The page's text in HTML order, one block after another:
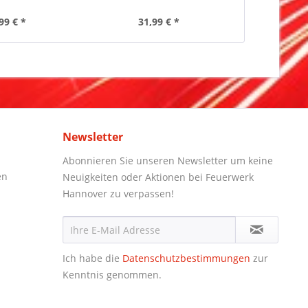
€ * 31,99 € *
Newsletter
Abonnieren Sie unseren Newsletter um keine
Neuigkeiten oder Aktionen bei Feuerwerk
Hannover zu verpassen!
Ich habe die Datenschutzbestimmungen zur
Kenntnis genommen.